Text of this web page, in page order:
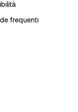
frequenti